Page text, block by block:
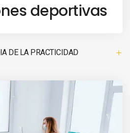
deportivas
DE LA PRACTICIDAD